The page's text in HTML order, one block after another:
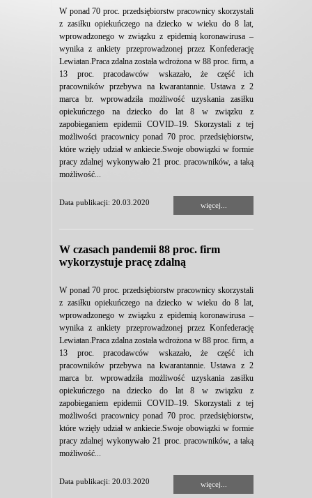
W ponad 70 proc. przedsiębiorstw pracownicy skorzystali
z zasiłku opiekuńczego na dziecko w wieku do 8 lat,
wprowadzonego w związku z epidemią koronawirusa –
wynika z ankiety przeprowadzonej przez Konfederację
Lewiatan.Praca zdalna została wdrożona w 88 proc. firm, a
13 proc. pracodawców wskazało, że część ich
pracowników przebywa na kwarantannie. Ustawa z 2
marca br. wprowadziła możliwość uzyskania zasiłku
opiekuńczego na dziecko do lat 8 w związku z
zapobieganiem epidemii COVID–19. Skorzystali z tej
możliwości pracownicy ponad 70 proc. przedsiębiorstw,
które wzięły udział w ankiecie.Swoje obowiązki w formie
pracy zdalnej wykonywało 21 proc. pracowników, a taką
możliwość...
Data publikacji: 20.03.2020 więcej...
W czasach pandemii 88 proc. firm
wykorzystuje pracę zdalną
W ponad 70 proc. przedsiębiorstw pracownicy skorzystali
z zasiłku opiekuńczego na dziecko w wieku do 8 lat,
wprowadzonego w związku z epidemią koronawirusa –
wynika z ankiety przeprowadzonej przez Konfederację
Lewiatan.Praca zdalna została wdrożona w 88 proc. firm, a
13 proc. pracodawców wskazało, że część ich
pracowników przebywa na kwarantannie. Ustawa z 2
marca br. wprowadziła możliwość uzyskania zasiłku
opiekuńczego na dziecko do lat 8 w związku z
zapobieganiem epidemii COVID–19. Skorzystali z tej
możliwości pracownicy ponad 70 proc. przedsiębiorstw,
które wzięły udział w ankiecie.Swoje obowiązki w formie
pracy zdalnej wykonywało 21 proc. pracowników, a taką
możliwość...
Data publikacji: 20.03.2020 więcej...